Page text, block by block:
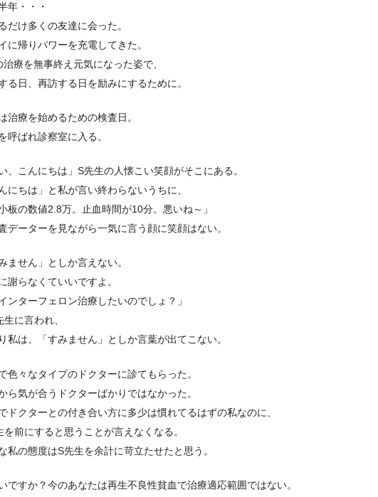
年・・・
だけ多くの友達に会った。
に帰りパワーを充電してきた。
治療を無事終え元気になった姿で、
る日、再訪する日を励みにするために。
治療を始めるための検査日。
呼ばれ診察室に入る。
い、こんにちは」S先生の人懐こい笑顔がそこにある。
んにちは」と私が言い終わらないうちに、
小板の数値2.8万。止血時間が10分。悪いね～」
データーを見ながら一気に言う顔に笑顔はない。
みません」としか言えない。
謝らなくていいですよ。
ンターフェロン治療したいのでしょ？」
生に言われ、
私は、「すみません」としか言葉が出てこない。
色々なタイプのドクターに診てもらった。
ら気が合うドクターばかりではなかった。
ドクターとの付き合い方に多少は慣れてるはずの私なのに、
を前にすると思うことが言えなくなる。
私の態度はS先生を余計に苛立たせたと思う。
いですか？今のあなたは再生不良性貧血で治療適応範囲ではない。